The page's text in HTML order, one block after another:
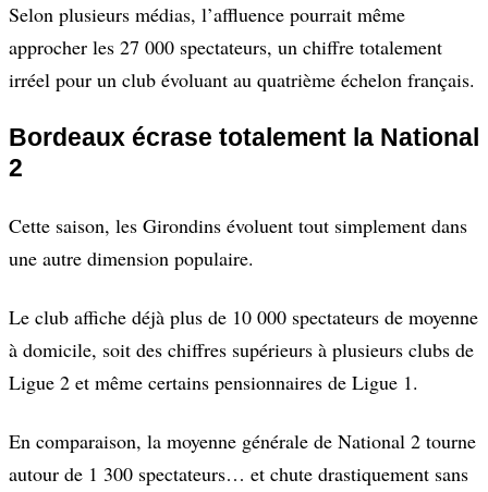
Selon plusieurs médias, l’affluence pourrait même
approcher les 27 000 spectateurs, un chiffre totalement
irréel pour un club évoluant au quatrième échelon français.
Bordeaux écrase totalement la National
2
Cette saison, les Girondins évoluent tout simplement dans
une autre dimension populaire.
Le club affiche déjà plus de 10 000 spectateurs de moyenne
à domicile, soit des chiffres supérieurs à plusieurs clubs de
Ligue 2 et même certains pensionnaires de Ligue 1.
En comparaison, la moyenne générale de National 2 tourne
autour de 1 300 spectateurs… et chute drastiquement sans